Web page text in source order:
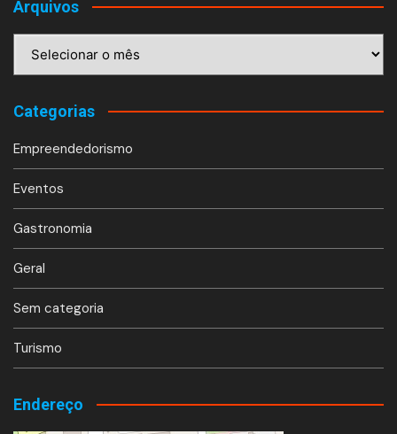
Arquivos
Categorias
Empreendedorismo
Eventos
Gastronomia
Geral
Sem categoria
Turismo
Endereço